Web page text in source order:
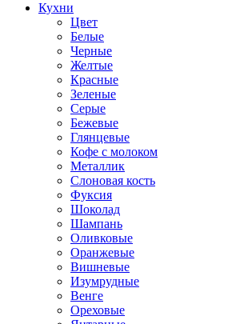
Кухни
Цвет
Белые
Черные
Желтые
Красные
Зеленые
Серые
Бежевые
Глянцевые
Кофе с молоком
Металлик
Слоновая кость
Фуксия
Шоколад
Шампань
Оливковые
Оранжевые
Вишневые
Изумрудные
Венге
Ореховые